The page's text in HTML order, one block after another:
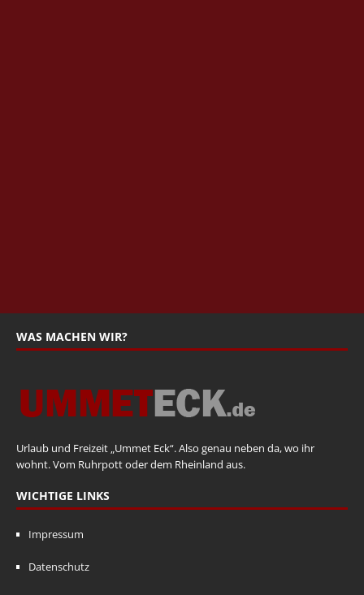
WAS MACHEN WIR?
Urlaub und Freizeit „Ummet Eck“. Also genau neben da, wo ihr
wohnt. Vom Ruhrpott oder dem Rheinland aus.
WICHTIGE LINKS
Impressum
Datenschutz